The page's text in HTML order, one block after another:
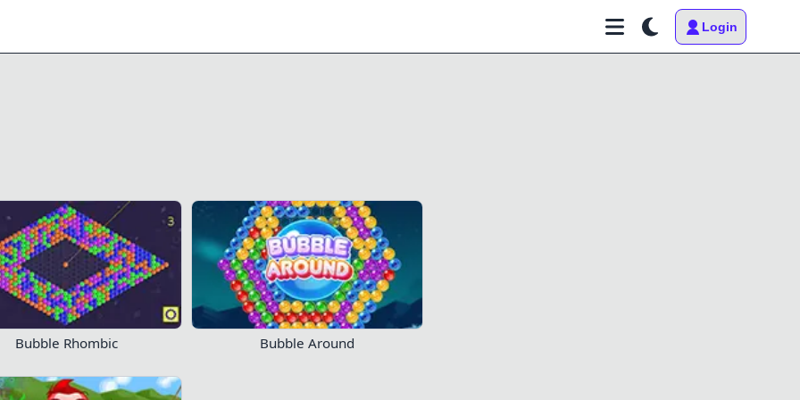
Login
0/1 117 286
Bubble Rhombic Bubble Around